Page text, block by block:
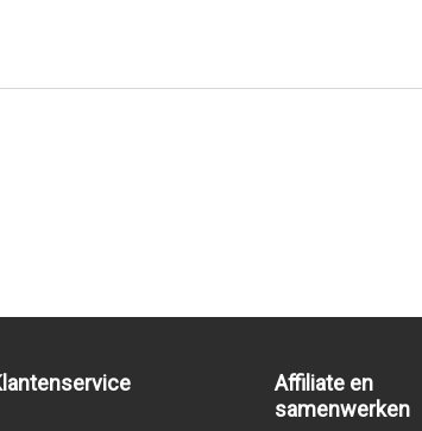
Affiliate en
samenwerken